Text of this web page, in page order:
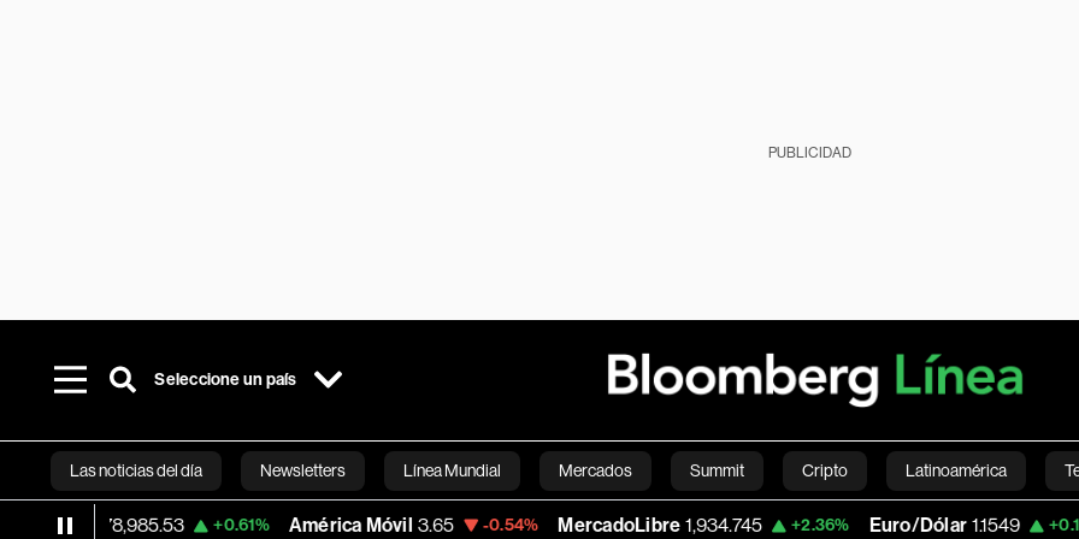
PUBLICIDAD
Seleccione un país
Las noticias del día Newsletters Línea Mundial Mercados Summit Cripto Latinoamérica
Bloomberg Green Economía Estilo de vida Mundo Videos
+0.61% América Móvil 3.65 -0.54% MercadoLibre 1,934.745 +2.36% Euro/Dólar 1.1549 +0.16%